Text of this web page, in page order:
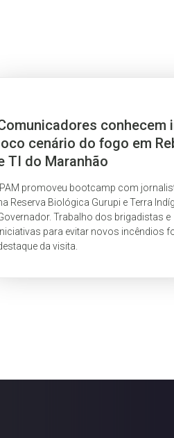
conhecem
cenário do fogo em
TI do Maranhão
promoveu bootcamp com
Reserva Biológica Gurupi e Terra
Trabalho dos brigadistas e
para evitar novos incêndios
da visita.